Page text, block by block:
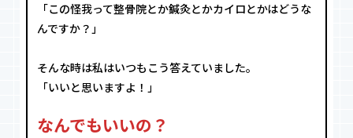
「この怪我って整骨院とか鍼灸とかカイロとかはどうな
んですか？」
そんな時は私はいつもこう答えていました。
「いいと思いますよ！」
なんでもいいの？